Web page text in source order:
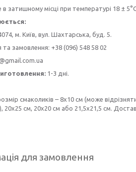
затишному місці при температурі 18 ±
м. Київ, вул. Шахтарська, буд. 5.
та замовлення: +38 (096) 548 58 02
1-3 дні.
смаколиків – 8х10 см (може
20х25 см, 20х20 см або 21,5х21,5 см.
для замовлення